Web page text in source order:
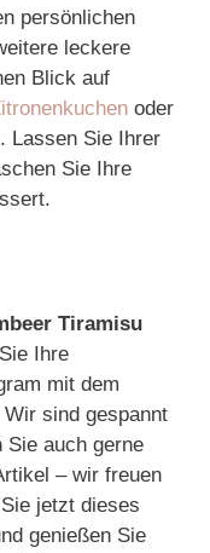
persönlichen
leckere
Blick auf
oder
. Lassen Sie Ihrer
Sie Ihre
Tiramisu
Ihre
mit dem
sind gespannt
Sie auch gerne
– wir freuen
jetzt dieses
genießen Sie